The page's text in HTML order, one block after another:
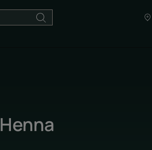
Henna